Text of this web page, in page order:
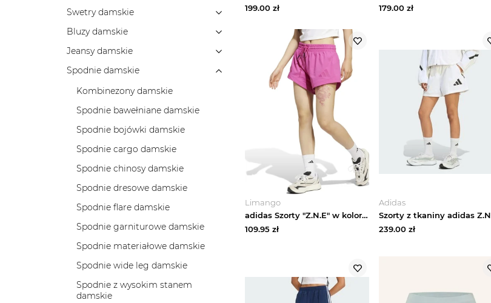
Swetry damskie
Bluzy damskie
Jeansy damskie
Spodnie damskie
Kombinezony damskie
Spodnie bawełniane damskie
Spodnie bojówki damskie
Spodnie cargo damskie
Spodnie chinosy damskie
Spodnie dresowe damskie
Spodnie flare damskie
Spodnie garniturowe damskie
Spodnie materiałowe damskie
Spodnie wide leg damskie
Spodnie z wysokim stanem
damskie
199.00 zł
179.00 zł
Limango
adidas Szorty "Z.N.E" w kolorze różowym rozmiar: XL
109.95 zł
Adidas
239.00 zł